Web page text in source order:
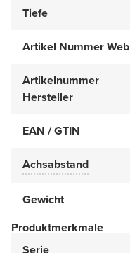
Tiefe
Artikel Nummer Web
Artikelnummer
Hersteller
EAN / GTIN
Achsabstand
Gewicht
Produktmerkmale